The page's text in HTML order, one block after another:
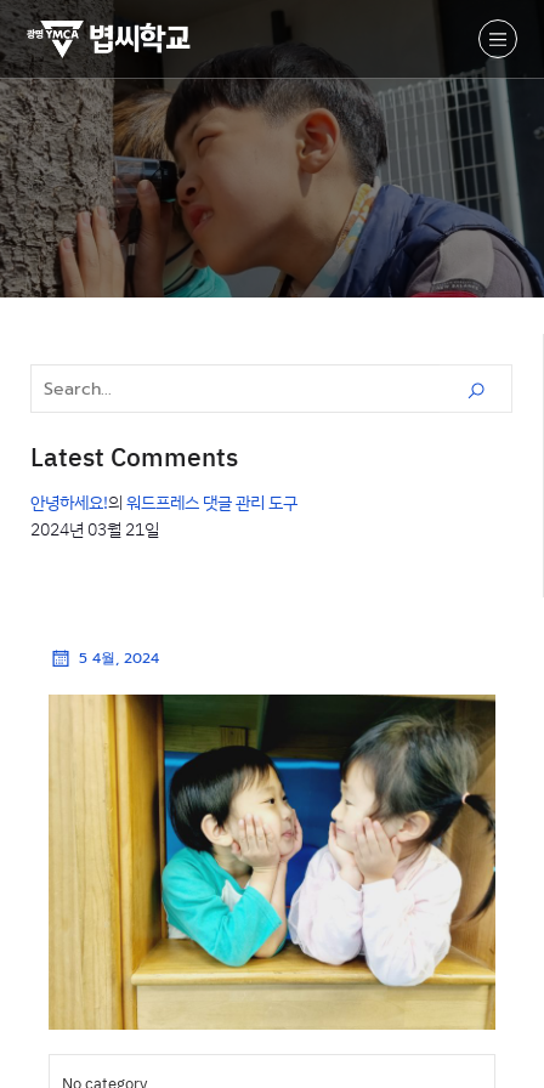
Latest Comments
안녕하세요!의 워드프레스 댓글 관리 도구
2024년 03월 21일
5 4월, 2024
No category